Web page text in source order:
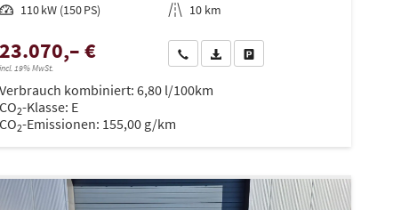
Leistung 110 kW (150 PS) Kilometerstand 10 km
23.070,– €
incl. 19% MwSt.
Wir rufen Sie anPDF-Datei, Fahrzeugexposé drucken
Drucken, parken oder
Verbrauch kombiniert: 6,80 l/100km
CO2-Klasse: E
CO2-Emissionen: 155,00 g/km